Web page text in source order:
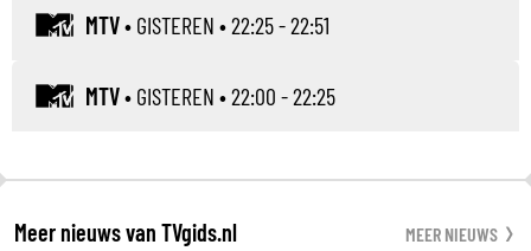
MTV• GISTEREN • 22:25 - 22:51
MTV• GISTEREN • 22:00 - 22:25
Meer nieuws van TVgids.nl MEER NIEUWS